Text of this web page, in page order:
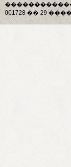
001728 �� 29